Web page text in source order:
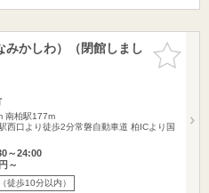
お気に入
りに追加
みかしわ）（閉館しまし
南柏駅177m
西口より徒歩2分常磐自動車道 柏ICより国
～24:00
～
徒歩10分以内）